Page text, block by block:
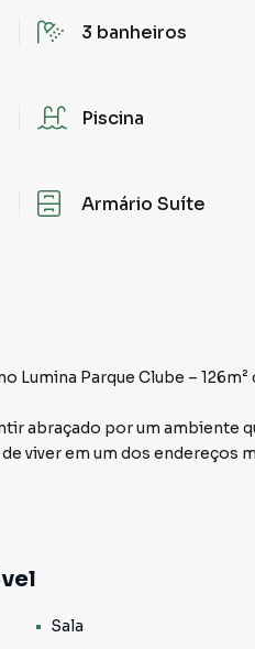
3 banheiros
Piscina
Armário Suíte
Lumina Parque Clube –
abraçado por um ambiente
viver em um dos endereços
perfeita para receber amigos
proporcionando
Sala